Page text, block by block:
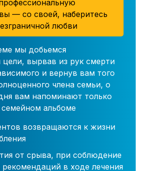
— со своей, наберитесь
любви
мы добьемся
цели, вырвав из рук смерти
и вернув вам того
члена семьи, о
вам напоминают только
альбоме
возвращаются к жизни
от срыва, при соблюдение
в ходе лечения